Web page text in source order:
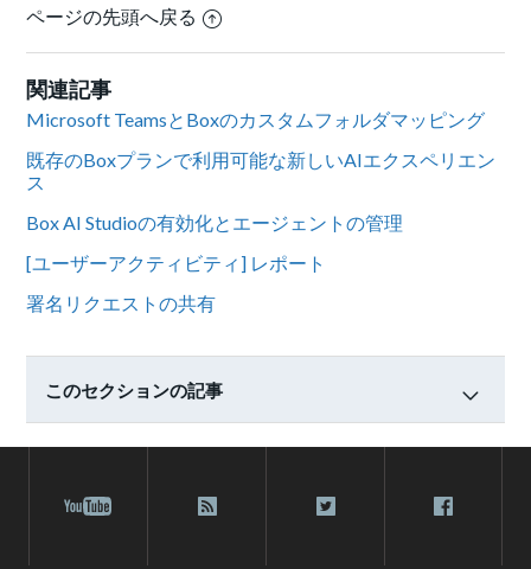
ページの先頭へ戻る
関連記事
Microsoft TeamsとBoxのカスタムフォルダマッピング
既存のBoxプランで利用可能な新しいAIエクスペリエン
ス
Box AI Studioの有効化とエージェントの管理
[ユーザーアクティビティ] レポート
署名リクエストの共有
このセクションの記事